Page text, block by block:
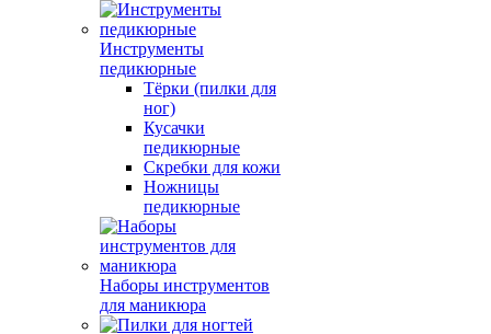
Инструменты
педикюрные
Тёрки (пилки для
ног)
Кусачки
педикюрные
Скребки для кожи
Ножницы
педикюрные
Наборы инструментов
для маникюра